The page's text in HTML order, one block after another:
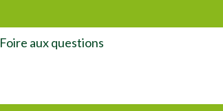
Foire aux questions